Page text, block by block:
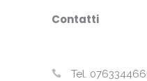
Contatti
Tel.